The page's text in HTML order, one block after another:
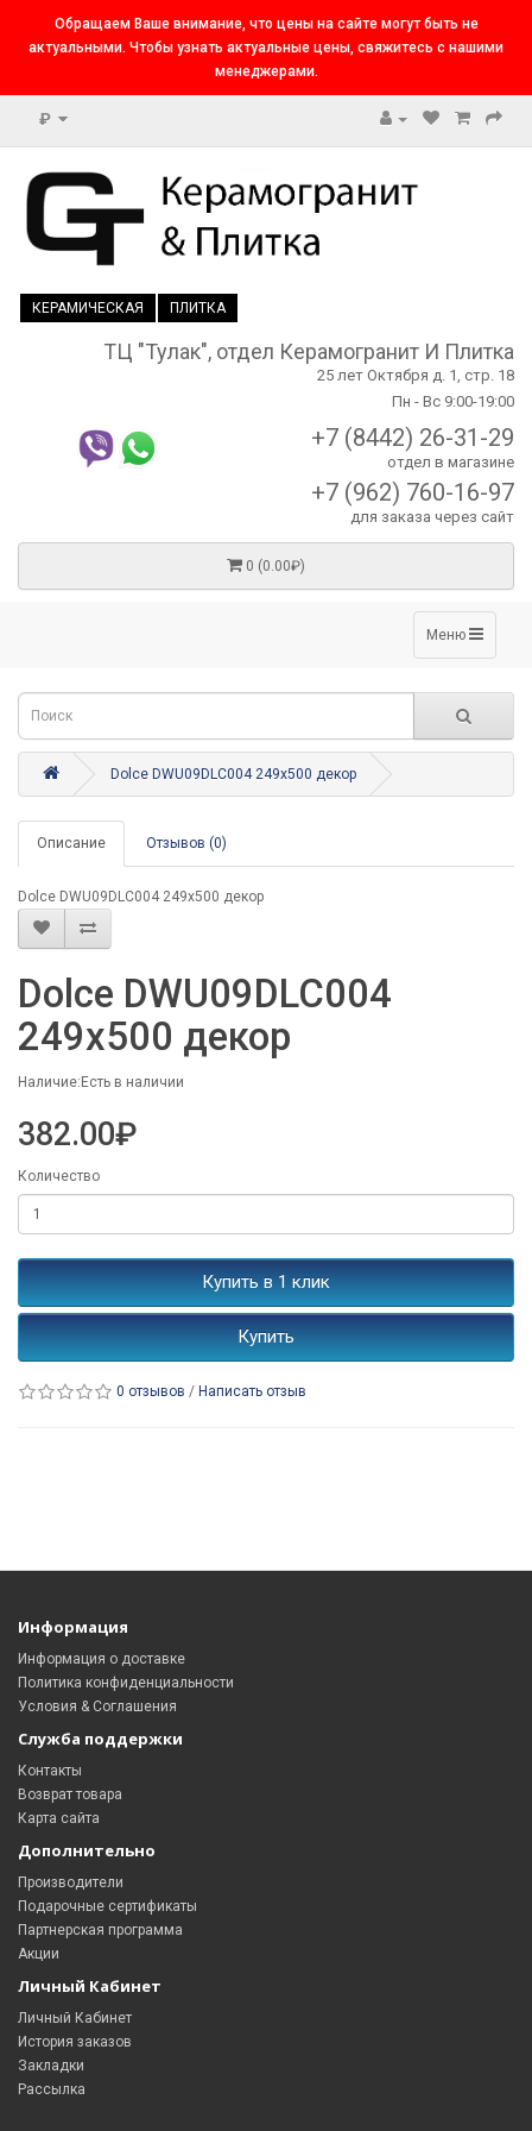
Обращаем Ваше внимание, что цены на сайте могут быть не
актуальными. Чтобы узнать актуальные цены, свяжитесь с нашими
менеджерами.
₽
КЕРАМИЧЕСКАЯ ПЛИТКА
ТЦ "Тулак", отдел Керамогранит И Плитка
25 лет Октября д. 1, стр. 18
Пн - Вс 9:00-19:00
+7 (8442) 26-31-29
отдел в магазине
+7 (962) 760-16-97
для заказа через сайт
0 (0.00₽)
Меню
Dolce DWU09DLC004 249x500 декор
Описание Отзывов (0)
Dolce DWU09DLC004 249x500 декор
Dolce DWU09DLC004
249x500 декор
Наличие:Есть в наличии
382.00₽
Количество
Купить в 1 клик
Купить
0 отзывов / Написать отзыв
Информация
Информация о доставке
Политика конфиденциальности
Условия & Соглашения
Служба поддержки
Контакты
Возврат товара
Карта сайта
Дополнительно
Производители
Подарочные сертификаты
Партнерская программа
Акции
Личный Кабинет
Личный Кабинет
История заказов
Закладки
Рассылка